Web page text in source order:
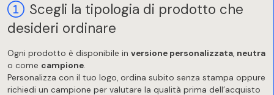
Scegli la tipologia di prodotto che
desideri ordinare
Ogni prodotto è disponibile in versione personalizzata, neutra
o come campione.
Personalizza con il tuo logo, ordina subito senza stampa oppure
richiedi un campione per valutare la qualità prima dell’acquisto